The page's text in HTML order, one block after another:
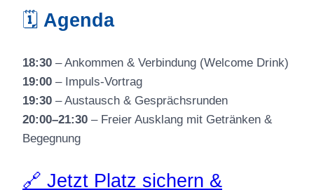
🗓 Agenda
18:30 – Ankommen & Verbindung (Welcome Drink)
19:00 – Impuls-Vortrag
19:30 – Austausch & Gesprächsrunden
20:00–21:30 – Freier Ausklang mit Getränken &
Begegnung
🔗 Jetzt Platz sichern &